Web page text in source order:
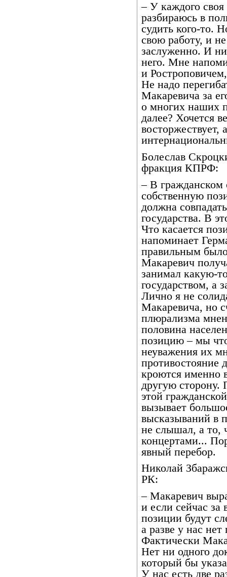
– У каждого
разбираюсь в
судить кого-то.
свою работу, и
заслуженно. И
него. Мне
и
Не надо
Макаревича за
о многих наших
далее? Хочется
восторжествует,
Болеслав
фракция КПРФ:
– В гражданском
собственную
должна
государства. В
Что касается
напоминает
правильным
Макаревич
занимал какую-
государством, а
Лично я не
Макаревича, но
плюрализма
половина
позицию – мы
неуважения их
противостояние
кроются именно
другую сторону.
этой
вызывает
высказываний в
не слышал, а то,
концертами...
явный перебор.
Николай
РК:
– Макаревич
и если сейчас за
позиции будут
а разве у нас
Фактически
Нет ни одного
который бы
У нас есть две